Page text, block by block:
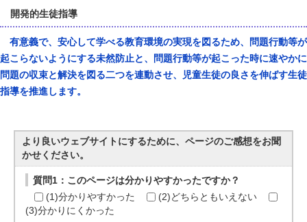
開発的生徒指導
有意義で、安心して学べる教育環境の実現を図るため、問題行動等が
起こらないようにする未然防止と、問題行動等が起こった時に速やかに
問題の収束と解決を図る二つを連動させ、児童生徒の良さを伸ばす生徒
指導を推進します。
より良いウェブサイトにするために、ページのご感想をお聞
かせください。
質問1：このページは分かりやすかったですか？
(1)分かりやすかった
(2)どちらともいえない
(3)分かりにくかった